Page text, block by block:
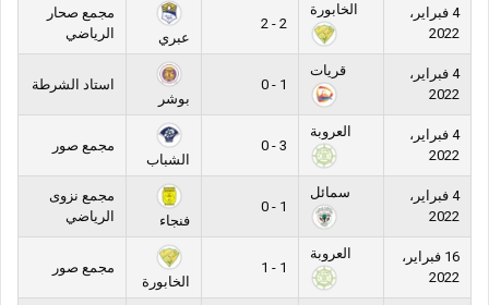
4 فبراير،
2022
الخابورة
2 - 2
عبري
مجمع صحار
الرياضي
4 فبراير،
2022
قريات
1 - 0
بوشر
استاد الشرطة
4 فبراير،
2022
العروبة
3 - 0
الشباب
مجمع صور
4 فبراير،
2022
سمائل
1 - 0
فنجاء
مجمع نزوى
الرياضي
16 فبراير،
2022
العروبة
1 - 1
الخابورة
مجمع صور